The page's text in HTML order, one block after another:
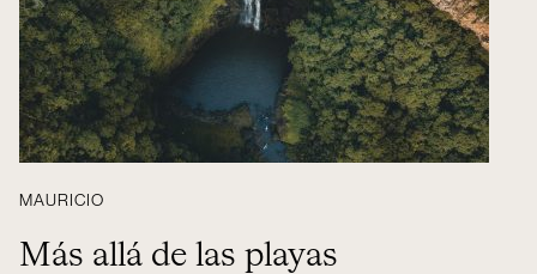
MAURICIO
Más allá de las playas